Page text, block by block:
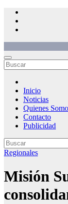
Saltar
contenido
Inicio
Noticias
Quienes
Contacto
Publicidad
Regionales
Misión